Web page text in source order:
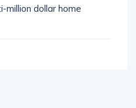
million dollar home